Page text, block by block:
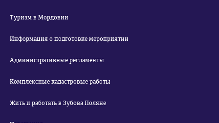
Туризм в Мордовии
Информация о подготовке мероприятии
Административные регламенты
Комплексные кадастровые работы
Жить и работать в Зубова Поляне